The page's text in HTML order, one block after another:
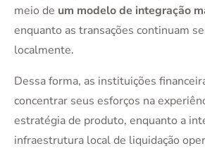
meio de um modelo de integração
enquanto as transações continuam
localmente.
Dessa forma, as instituições
concentrar seus esforços na
estratégia de produto, enquanto a
infraestrutura local de liquidação